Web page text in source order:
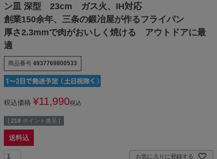
ン皿 深型 23cm ガス火、IH対応
創業150余年、三条の鍛冶屋が作るフライパン
厚さ2.3mmで肉がおいしく焼ける アウトドアに最
適
商品番号 4937769800533
税込価格 ¥11,990税込
[ 218 ポイント進呈 ]
送料込
お気に入りに登録する